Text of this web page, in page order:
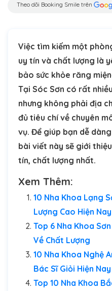
Theo dõi Booking Smile trên
Việc tìm kiếm một
uy tín và chất lượng là
bảo sức khỏe răng
Tại Sóc Sơn có rất
nhưng không phải địa
đủ tiêu chí về chuyên
vụ. Để giúp bạn dễ
bài viết này sẽ giới
tín, chất lượng nhất.
Xem Thêm:
10 Nha Khoa Lạng
Lượng Cao Hiện Nay
Top 6 Nha Khoa
Về Chất Lượng
10 Nha Khoa Nghệ
Bác Sĩ Giỏi Hiện Nay
Top 10 Nha Khoa